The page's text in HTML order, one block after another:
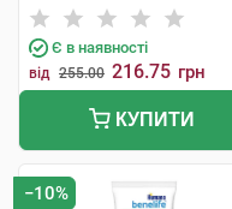
Є в наявності
від 255.00 216.75 грн
КУПИТИ
−10%